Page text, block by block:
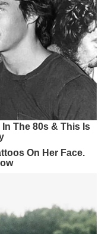
The 80s & This Is
On Her Face.